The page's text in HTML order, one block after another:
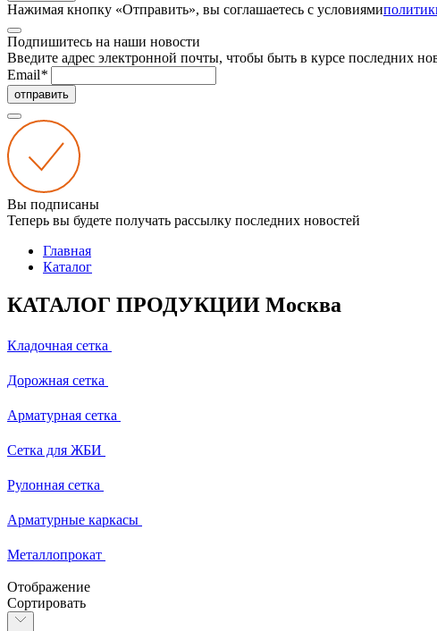
Нажимая кнопку «Отправить», вы соглашаетесь с условиями
Подпишитесь на наши новости
Введите адрес электронной почты, чтобы быть в курсе последних
Email*
отправить
Вы подписаны
Теперь вы будете получать рассылку последних новостей
Главная
Каталог
КАТАЛОГ ПРОДУКЦИИ Москва
Кладочная сетка
Дорожная сетка
Арматурная сетка
Сетка для ЖБИ
Рулонная сетка
Арматурные каркасы
Металлопрокат
Отображение
Сортировать